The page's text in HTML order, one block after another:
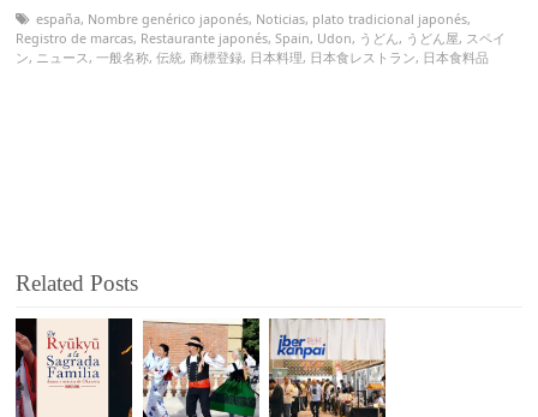
españa, Nombre genérico japonés, Noticias, plato tradicional japonés,
Registro de marcas, Restaurante japonés,Spain, Udon, うどん , うどん屋, スペイ
ン, ニュース ,一般名称,伝統,商標登録, 日本料理, 日本食レストラン, 日本食料品
Related Posts